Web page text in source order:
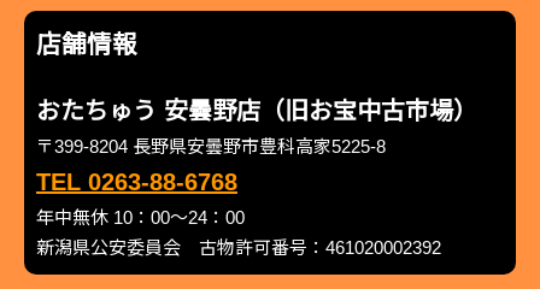
店舗情報
おたちゅう 安曇野店（旧お宝中古市場）
〒399-8204 長野県安曇野市豊科高家5225-8
TEL 0263-88-6768
年中無休 10：00～24：00
新潟県公安委員会 古物許可番号：461020002392